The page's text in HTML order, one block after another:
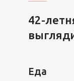
42-
Еда